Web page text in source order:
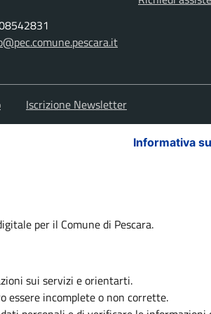
Iscrizione Newsletter
Informativa